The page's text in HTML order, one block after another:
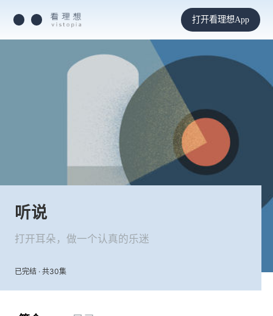
打开看理想App
听说
打开耳朵，做一个认真的乐迷
已完结 · 共30集